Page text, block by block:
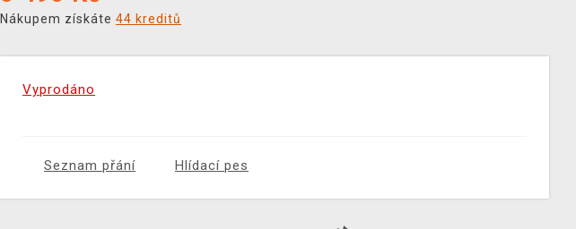
Nákupem získáte 44 kreditů
Vyprodáno
Seznam přání Hlídací pes